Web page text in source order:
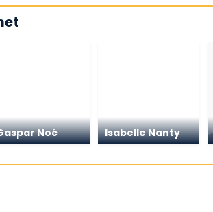
Noé Isabelle Nanty